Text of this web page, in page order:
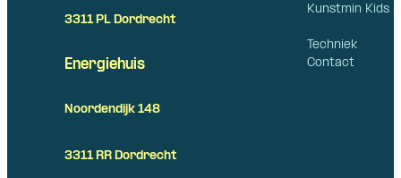
Kunstmin Kids
Techniek
Contact
3311 PL Dordrecht
Energiehuis
Noordendijk 148
3311 RR Dordrecht